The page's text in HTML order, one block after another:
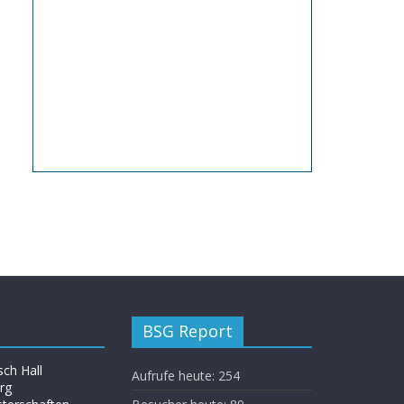
Hall
BSG Report
Aufrufe heute: 254